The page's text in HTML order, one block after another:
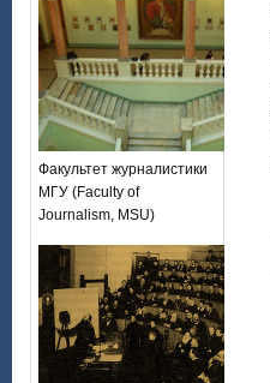
Факультет журналистики
МГУ (Faculty of
Journalism, MSU)